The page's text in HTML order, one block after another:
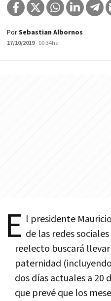
PorSebastian Albornos
17/10/2019- 00:34hs
E l presidente
de las redes
reelecto buscará
paternidad
dos días actuales a 20
que prevé que los